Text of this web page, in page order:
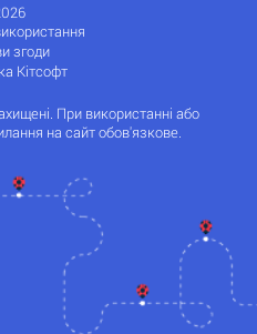
згоди
Кітсофт
При використанні або
на сайт обов'язкове.